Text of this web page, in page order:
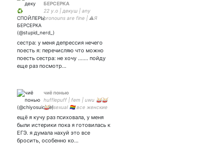
БЕРСЕРКА
22 y.o | декуш | any
pronouns are fine | ⚠️Я
brain rot| 🔞 |
сестра: у меня депрессия нечего
поесть я: перечисляю что можно
поесть сестра: не хочу ....... пойду
еще раз посмотр…
чиё понью
hufflepuff | fem | uwu 🥁🥁
🥁bisexual 🏳️‍🌈 все женские
ещё я кучу раз психовала, у меня
были истерики пока я готовилась к
ЕГЭ. я думала нахуй это все
бросить, особенно ко…